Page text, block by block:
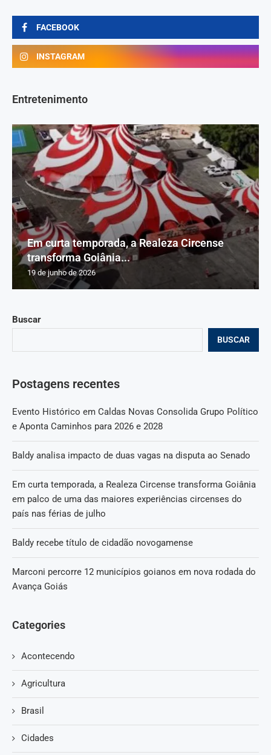
Buscar
BUSCAR
Postagens recentes
Evento Histórico em Caldas Novas Consolida Grupo Político
e Aponta Caminhos para 2026 e 2028
Baldy analisa impacto de duas vagas na disputa ao Senado
Em curta temporada, a Realeza Circense transforma Goiânia
em palco de uma das maiores experiências circenses do
país nas férias de julho
Baldy recebe título de cidadão novogamense
Marconi percorre 12 municípios goianos em nova rodada do
Avança Goiás
Categories
Acontecendo
Agricultura
Brasil
Cidades
FACEBOOK
INSTAGRAM
Entretenimento
Em curta temporada, a Realeza Circense
transforma Goiânia...
19 de junho de 2026